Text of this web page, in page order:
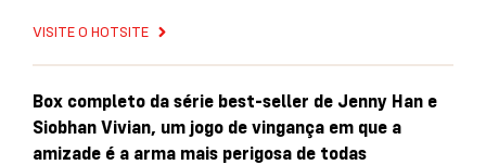
VISITE O HOTSITE
Box completo da série best-seller de Jenny Han e
Siobhan Vivian, um jogo de vingança em que a
amizade é a arma mais perigosa de todas